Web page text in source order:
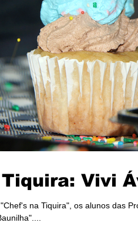
Vivi
na Tiquira", os alunos das